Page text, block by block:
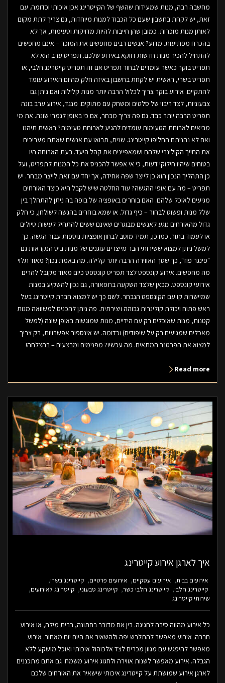
מחשבה רבה, מנות שמעידות שהשף של הקייטרינג אכן איכותי וכדומה. עם
זאת, יש לקחת בחשבון שעם כל הכבוד למנות מיוחדות, גם צריך לתת מקום
לאותן מנות מוכרות. כמובן שהן חייבות להיות מדויקות וטעימות, אך לא
בהכרח מפתיעות. מדוע? אנשים רבים מחפשים את המוכר – אינם מחפשים
להתחיל להכיר מנות חדשות דווקא באירוע שלכם. תפריט ערב הוא לא
תפריט בוקר כאשר עומדים לבחור תפריט אם זה תפריט קייטרינג חלבי, או
תפריט בשרי, ראשית יש לקחת בחשבון באיזה חלק מהיום האירוע עומד
להתקיים. אירוע בוקר צריך לכלול הרבה יותר מנות קלילות ואם ניתן גם
צבעוניות, לצד ריבוי של סלטים ומשחק עם מתוקים. מנגד, אירוע ערב בונה
תפריט הרבה יותר כבד. גם פה צריך מבחר, אם כי באופן לגמרי שונה. את מי
מביאים לארוחת הטעימות עומדים להגיע לארוחת טעימות? ראשית תיהנו
ואם לא נהניתם החליפו קייטרינג. שנית, תבואו עם אנשים שאתם מעריכים
את החייך הקולינרי שלהם ושמאפיינים את קהל היעד. בעת הארוחה היו
בטוחים שיהיו חילוקי דעות, כי אי אפשר להכניס את כל המנות לתפריט, ועל
כן התהליך הנכון הוא כן לייצר שפה אחידה, אך יחד עם זאת לייצר מבחר. יש
תפריט – מה עם אופי ההגשה? עוד החלטה שיש לקבל היא כיצד האורחים
מגיעים לאוכל שלהם. האם בוחרים באופציה של בופה בה ניתן להתהלך בין
שלל מנות ופשוט לבחור – כיף גדול. או שמא בוחרים בהגשה לשולחן, כי חלק
גדול מהאורחים נוגע לאנשים מבוגרים שאינם ששים להתחיל לעשות טיולים
או לעמוד בתור. כמו כן, תמיד מוטב לבחון אופציות נוספות עבור הגשה. כך
למשל ניתן למצוא ששירותי הבר מייצרים עוגנים של מנות ביס הנקראות גם
"פינגר פוד", כך שסך האווירה הרבה יותר קלילה. מה באמת נכון? מאוד תלוי
מה מחפשים. אירוע קונספט לצד תפריט קונספט כיום מאוד מקובל להרים
אירועי קונספט. מכאן שלצד השקעה בתפאורה, גם נכון להשקיע במנות
שמיישרות קו עם הקונספט הנבחר. לשם כך יש למצוא חברת קייטרינג בעל
ראש פתוח ויכולת קולינרית גבוהה ויצירתית. פה ניתן להכניס למשוואה מנות
קטנות, מנות שאוכלים רק עם הידיים, מנות שמוגשות באופן שונה (למשל
מאכלים שמגיעים רק על שיפודים) וכדומה. יש אינספור אפשרויות, רק צריך
למצוא את הפרטנר המתאים. מה עכשיו? מפנימים ומבצעים – בהצלחה!
Read more
איך לארגן אירוע קייטרינג
אירועים בבית אירועים עסקיים אירועים פרטיים
קייטרינג בשרי
קייטרינג חלבי
קייטרינג חלבי כשר קייטרינג טבעוני
קייטרינג לאירועים
שירותי קייטרינג
כל אירוע מהווה סיבה לחגיגה. בין אם מדובר בחתונה, ברית מילה, או אירוע
חברה. אירוע מאפשר להתלבש יפה ולהשאיר את היום יום מאחור. אירוע
מאפשר להיפגש עם מגוון מכרים לצד אלכוהול איכותי ואוכל מושקע ללא
הגבלה. אירוע מאפשר לשנות אווירה ולחגוג אירוע משמח. גם אתם מתכננים
לארגן אירוע שמושתת על קייטרינג איכותי שישאיר את האורחים שלכם